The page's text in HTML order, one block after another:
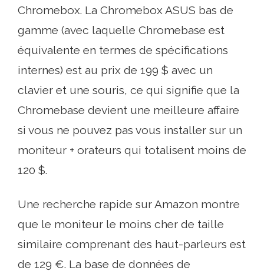
Chromebox. La Chromebox ASUS bas de
gamme (avec laquelle Chromebase est
équivalente en termes de spécifications
internes) est au prix de 199 $ avec un
clavier et une souris, ce qui signifie que la
Chromebase devient une meilleure affaire
si vous ne pouvez pas vous installer sur un
moniteur + orateurs qui totalisent moins de
120 $.
Une recherche rapide sur Amazon montre
que le moniteur le moins cher de taille
similaire comprenant des haut-parleurs est
de 129 €. La base de données de